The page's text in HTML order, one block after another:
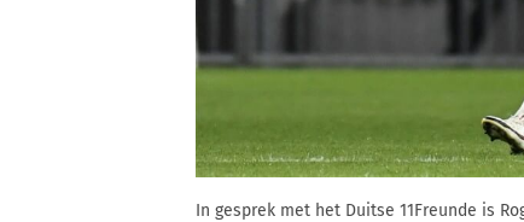
In gesprek met het Duitse 11Freunde is